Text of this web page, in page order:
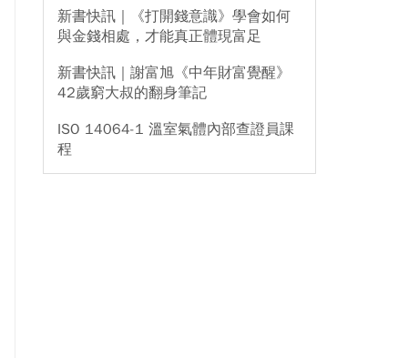
新書快訊｜《打開錢意識》學會如何
與金錢相處，才能真正體現富足
新書快訊｜謝富旭《中年財富覺醒》
42歲窮大叔的翻身筆記
ISO 14064-1 溫室氣體內部查證員課
程